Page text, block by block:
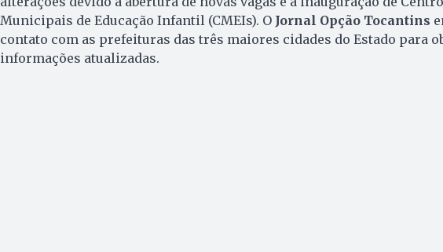
Municipais de Educação Infantil (CMEIs). O Jornal Opção Tocantins
contato com as prefeituras das três maiores cidades do Estado para
informações atualizadas.